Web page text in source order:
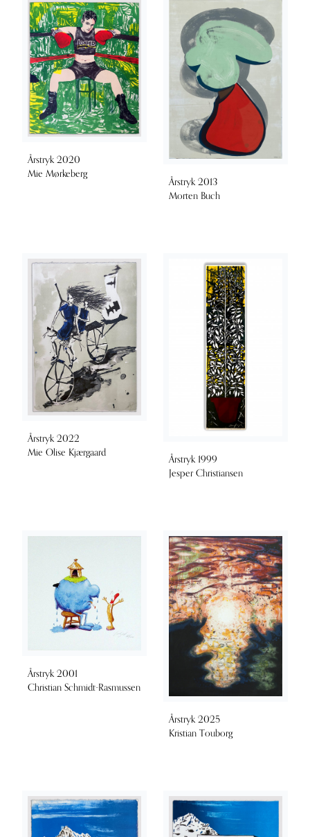
Årstryk 2020
Mie Mørkeberg
Årstryk 2013
Morten Buch
Årstryk 2022
Mie Olise Kjærgaard
Årstryk 1999
Jesper Christiansen
Årstryk 2001
Christian Schmidt-Rasmussen
Årstryk 2025
Kristian Touborg